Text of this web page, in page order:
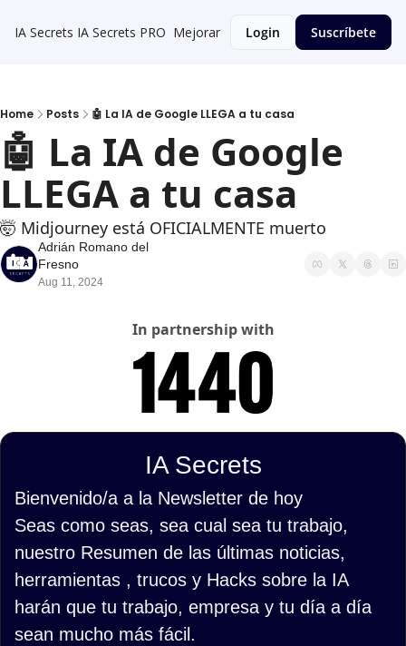
IA Secrets IA Secrets PRO Mejorar Login Suscríbete
Home Posts 🤖 La IA de Google LLEGA a tu casa
🤖 La IA de Google
LLEGA a tu casa
🤯 Midjourney está OFICIALMENTE muerto
Adrián Romano del
Fresno
Aug 11, 2024
In partnership with
IA Secrets
Bienvenido/a a la Newsletter de hoy
Seas como seas, sea cual sea tu trabajo,
nuestro Resumen de las últimas noticias,
herramientas , trucos y Hacks sobre la IA
harán que tu trabajo, empresa y tu día a día
sean mucho más fácil.